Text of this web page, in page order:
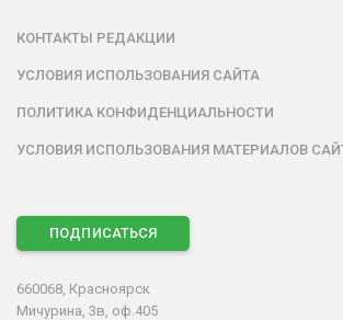
КОНТАКТЫ РЕДАКЦИИ
УСЛОВИЯ ИСПОЛЬЗОВАНИЯ САЙТА
ПОЛИТИКА КОНФИДЕНЦИАЛЬНОСТИ
УСЛОВИЯ ИСПОЛЬЗОВАНИЯ МАТЕРИАЛОВ
ПОДПИСАТЬСЯ
660068, Красноярск
Мичурина, 3в, оф.405